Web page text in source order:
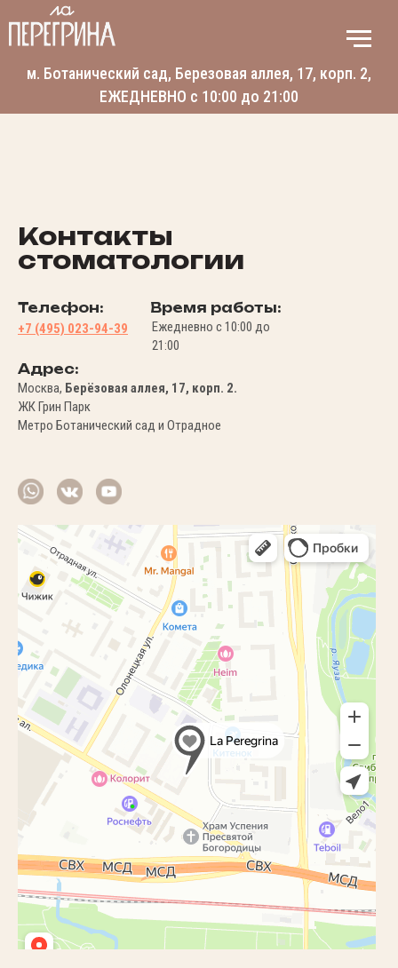
м. Ботанический сад, Березовая аллея, 17, корп. 2,
ЕЖЕДНЕВНО с 10:00 до 21:00
Контакты
стоматологии
+7 (495) 023-94-39
Москва, Берёзовая аллея, 17, корп. 2.
ЖК Грин Парк
Метро Ботанический сад и Отрадное
Ежедневно с 10:00 до
21:00
Телефон:
Адрес:
Время работы: